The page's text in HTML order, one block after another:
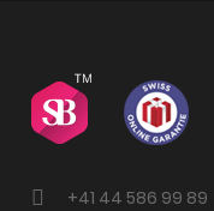
+41 44 586 99 89